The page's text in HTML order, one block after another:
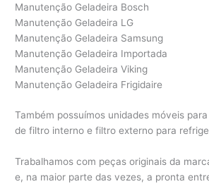
Manutenção Geladeira Bosch
Manutenção Geladeira LG
Manutenção Geladeira Samsung
Manutenção Geladeira Importada
Manutenção Geladeira Viking
Manutenção Geladeira Frigidaire
Também possuímos unidades móveis
de filtro interno e filtro externo para
Trabalhamos com peças originais da
e, na maior parte das vezes, a pronta